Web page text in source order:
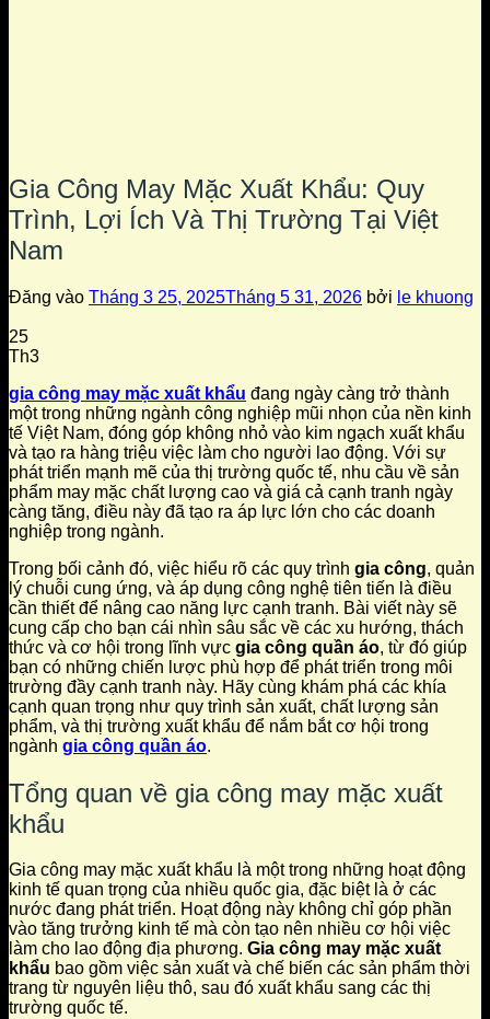
Gia Công May Mặc Xuất Khẩu: Quy
Trình, Lợi Ích Và Thị Trường Tại Việt
Nam
Đăng vào Tháng 3 25, 2025Tháng 5 31, 2026 bởi le khuong
25
Th3
gia công may mặc xuất khẩu đang ngày càng trở thành
một trong những ngành công nghiệp mũi nhọn của nền kinh
tế Việt Nam, đóng góp không nhỏ vào kim ngạch xuất khẩu
và tạo ra hàng triệu việc làm cho người lao động. Với sự
phát triển mạnh mẽ của thị trường quốc tế, nhu cầu về sản
phẩm may mặc chất lượng cao và giá cả cạnh tranh ngày
càng tăng, điều này đã tạo ra áp lực lớn cho các doanh
nghiệp trong ngành.
Trong bối cảnh đó, việc hiểu rõ các quy trình gia công, quản
lý chuỗi cung ứng, và áp dụng công nghệ tiên tiến là điều
cần thiết để nâng cao năng lực cạnh tranh. Bài viết này sẽ
cung cấp cho bạn cái nhìn sâu sắc về các xu hướng, thách
thức và cơ hội trong lĩnh vực gia công quần áo, từ đó giúp
bạn có những chiến lược phù hợp để phát triển trong môi
trường đầy cạnh tranh này. Hãy cùng khám phá các khía
cạnh quan trọng như quy trình sản xuất, chất lượng sản
phẩm, và thị trường xuất khẩu để nắm bắt cơ hội trong
ngành gia công quần áo.
Tổng quan về gia công may mặc xuất
khẩu
Gia công may mặc xuất khẩu là một trong những hoạt động
kinh tế quan trọng của nhiều quốc gia, đặc biệt là ở các
nước đang phát triển. Hoạt động này không chỉ góp phần
vào tăng trưởng kinh tế mà còn tạo nên nhiều cơ hội việc
làm cho lao động địa phương. Gia công may mặc xuất
khẩu bao gồm việc sản xuất và chế biến các sản phẩm thời
trang từ nguyên liệu thô, sau đó xuất khẩu sang các thị
trường quốc tế.